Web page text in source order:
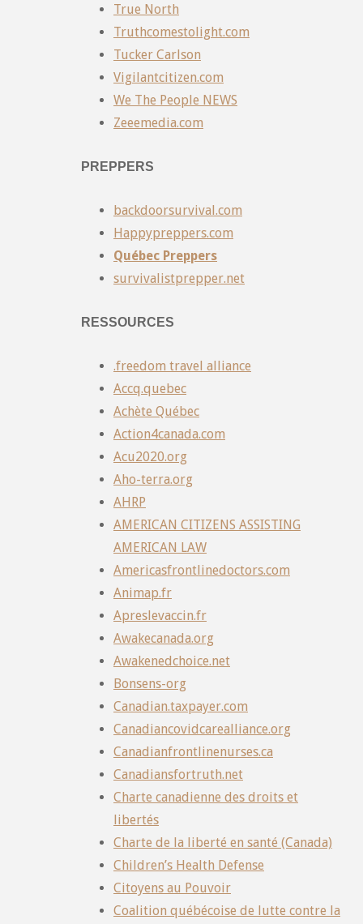
True North
Truthcomestolight.com
Tucker Carlson
Vigilantcitizen.com
We The People NEWS
Zeeemedia.com
PREPPERS
backdoorsurvival.com
Happypreppers.com
Québec Preppers
survivalistprepper.net
RESSOURCES
.freedom travel alliance
Accq.quebec
Achète Québec
Action4canada.com
Acu2020.org
Aho-terra.org
AHRP
AMERICAN CITIZENS ASSISTING
AMERICAN LAW
Americasfrontlinedoctors.com
Animap.fr
Apreslevaccin.fr
Awakecanada.org
Awakenedchoice.net
Bonsens-org
Canadian.taxpayer.com
Canadiancovidcarealliance.org
Canadianfrontlinenurses.ca
Canadiansfortruth.net
Charte canadienne des droits et
libertés
Charte de la liberté en santé (Canada)
Children’s Health Defense
Citoyens au Pouvoir
Coalition québécoise de lutte contre la